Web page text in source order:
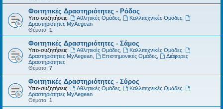
Φοιτητικές Δραστηριότητες - Ρόδος
Υπο-συζητήσεις: Αθλητικές Ομάδες, Καλλιτεχνικές Ομάδες,
Δραστηριότητες MyAegean
Θέματα: 1
Φοιτητικές Δραστηριότητες - Σάμος
Υπο-συζητήσεις: Αθλητικές Ομάδες, Καλλιτεχνικές Ομάδες,
Δραστηριότητες MyAegean
Επιστημονικές Ομάδες,
Διάφορες
Δραστηριότητες
Θέματα: 7
Φοιτητικές Δραστηριότητες - Σύρος
Υπο-συζητήσεις: Αθλητικές Ομάδες, Καλλιτεχνικές Ομάδες,
Δραστηριότητες MyAegean
Θέματα: 1